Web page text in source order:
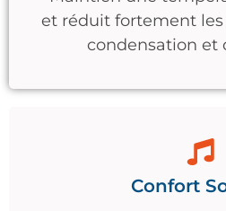
et réduit fortement
condensation et
Confort